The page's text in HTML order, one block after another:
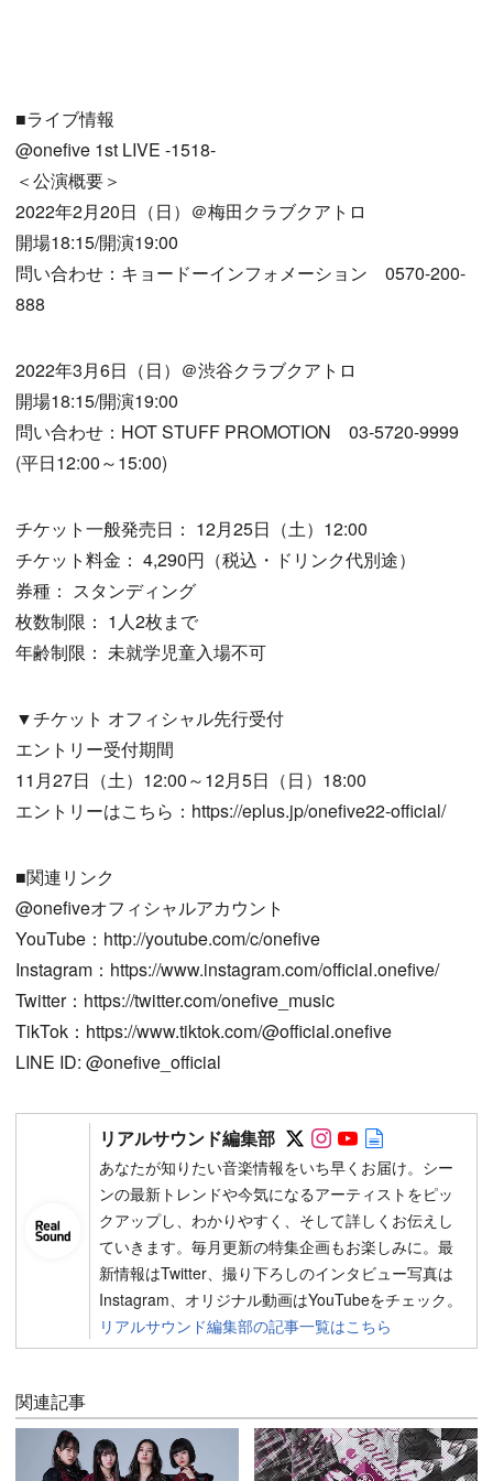
■ライブ情報
@onefive 1st LIVE -1518-
＜公演概要＞
2022年2月20日（日）＠梅田クラブクアトロ
開場18:15/開演19:00
問い合わせ：キョードーインフォメーション 0570-200-
888
2022年3月6日（日）＠渋谷クラブクアトロ
開場18:15/開演19:00
問い合わせ：HOT STUFF PROMOTION 03-5720-9999
(平日12:00～15:00)
チケット一般発売日： 12月25日（土）12:00
チケット料金： 4,290円（税込・ドリンク代別途）
券種： スタンディング
枚数制限： 1人2枚まで
年齢制限： 未就学児童入場不可
▼チケット オフィシャル先行受付
エントリー受付期間
11月27日（土）12:00～12月5日（日）18:00
エントリーはこちら：https://eplus.jp/onefive22-official/
■関連リンク
@onefiveオフィシャルアカウント
YouTube：http://youtube.com/c/onefive
Instagram：https://www.instagram.com/official.onefive/
Twitter：https://twitter.com/onefive_music
TikTok：https://www.tiktok.com/@official.onefive
LINE ID: @onefive_official
リアルサウンド編集部 Follow on SNS
Follow on SNS
Follow on
あなたが知りたい音楽情報をいち早くお届け。シー
ンの最新トレンドや今気になるアーティストをピッ
クアップし、わかりやすく、そして詳しくお伝えし
ていきます。毎月更新の特集企画もお楽しみに。最
新情報はTwitter、撮り下ろしのインタビュー写真は
Instagram、オリジナル動画はYouTubeをチェック。
リアルサウンド編集部の記事一覧はこちら
関連記事